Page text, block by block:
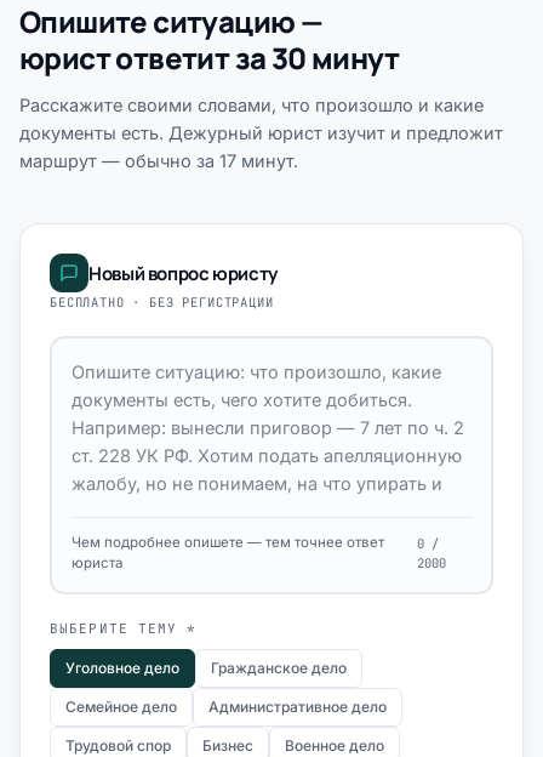
Опишите ситуацию —
юрист ответит за 30 минут
Расскажите своими словами, что произошло и какие
документы есть. Дежурный юрист изучит и предложит
маршрут — обычно за 17 минут.
Новый вопрос юристу
БЕСПЛАТНО · БЕЗ РЕГИСТРАЦИИ
Чем подробнее опишете — тем точнее ответ
юриста
0 /
2000
ВЫБЕРИТЕ ТЕМУ *
Уголовное дело Гражданское дело
Семейное дело Административное дело
Трудовой спор Бизнес Военное дело